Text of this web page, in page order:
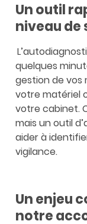
Un outil
niveau de
quelques
gestion de vos
votre matériel
votre cabinet.
mais un outil
aider à
vigilance.
Un enjeu
notre